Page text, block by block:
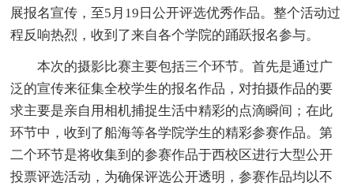
展报名宣传，至5月19日公开评选优秀作品。整个活动过
程反响热烈，收到了来自各个学院的踊跃报名参与。
本次的摄影比赛主要包括三个环节。首先是通过广
泛的宣传来征集全校学生的报名作品，对拍摄作品的要
求主要是亲自用相机捕捉生活中精彩的点滴瞬间；在此
环节中，收到了船海等各学院学生的精彩参赛作品。第
二个环节是将收集到的参赛作品于西校区进行大型公开
投票评选活动，为确保评选公开透明，参赛作品均以不